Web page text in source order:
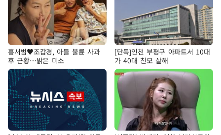
홍서범♥조갑경, 아들 불륜 사과
후 근황…밝은 미소
[단독]인천 부평구 아파트서 10대
가 40대 친모 살해